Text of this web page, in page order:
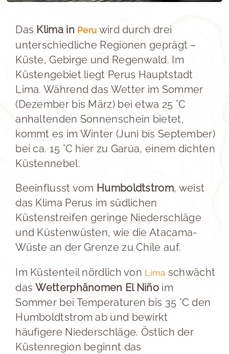
Das Klima in Peru wird durch drei
unterschiedliche Regionen geprägt –
Küste, Gebirge und Regenwald. Im
Küstengebiet liegt Perus Hauptstadt
Lima. Während das Wetter im Sommer
(Dezember bis März) bei etwa 25 °C
anhaltenden Sonnenschein bietet,
kommt es im Winter (Juni bis September)
bei ca. 15 °C hier zu Garúa, einem dichten
Küstennebel.
Beeinflusst vom Humboldtstrom, weist
das Klima Perus im südlichen
Küstenstreifen geringe Niederschläge
und Küstenwüsten, wie die Atacama-
Wüste an der Grenze zu Chile auf.
Im Küstenteil nördlich von Lima schwächt
dasWetterphänomen El Niño im
Sommer bei Temperaturen bis 35 °C den
Humboldtstrom ab und bewirkt
häufigere Niederschläge. Östlich der
Küstenregion beginnt das